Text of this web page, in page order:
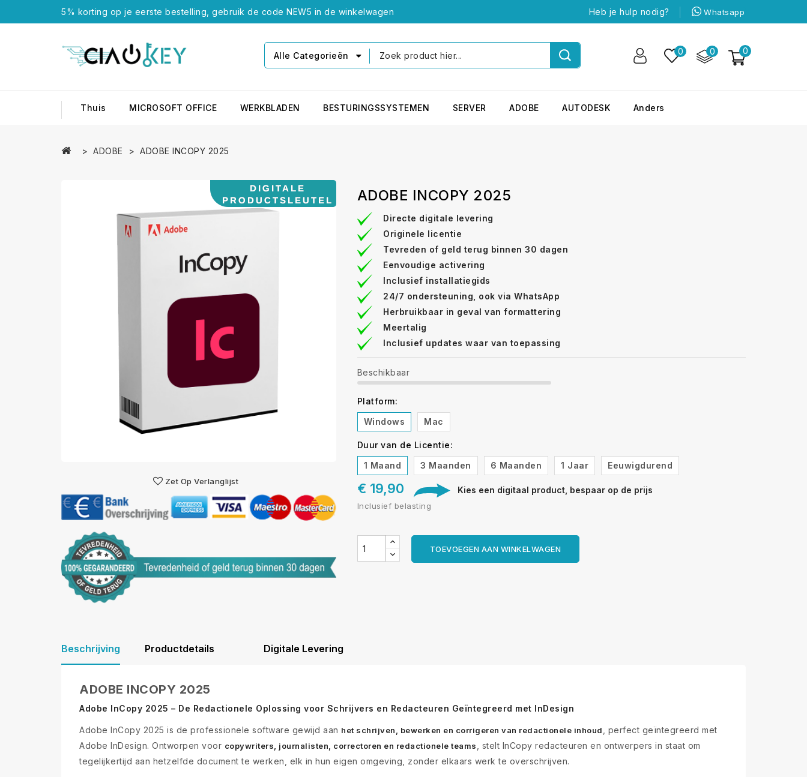
5% korting op je eerste bestelling, gebruik de code NEW5 in de winkelwagen Whatsapp
Heb je hulp nodig?
0
0
0
Alle Categorieën
Thuis MICROSOFT OFFICE WERKBLADEN BESTURINGSSYSTEMEN SERVER ADOBE AUTODESK Anders
ADOBE ADOBE INCOPY 2025
Zet Op Verlanglijst
ADOBE INCOPY 2025
Directe digitale levering
Originele licentie
Tevreden of geld terug binnen 30 dagen
Eenvoudige activering
Inclusief installatiegids
24/7 ondersteuning, ook via WhatsApp
Herbruikbaar in geval van formattering
Meertalig
Inclusief updates waar van toepassing
Beschikbaar
Platform:
Windows
Mac
Duur van de Licentie:
1 Maand
3 Maanden 6 Maanden 1 Jaar Eeuwigdurend
€ 19,90 Kies een digitaal product, bespaar op de prijs
Inclusief belasting
TOEVOEGEN AAN WINKELWAGEN
Beschrijving Productdetails Digitale Levering
ADOBE INCOPY 2025
Adobe InCopy 2025 – De Redactionele Oplossing voor Schrijvers en Redacteuren Geïntegreerd met InDesign
Adobe InCopy 2025 is de professionele software gewijd aan het schrijven, bewerken en corrigeren van redactionele inhoud
, perfect geïntegreerd met
Adobe InDesign. Ontworpen voor copywriters, journalisten, correctoren en redactionele teams
, stelt InCopy redacteuren en ontwerpers in staat om
tegelijkertijd aan hetzelfde document te werken, elk in hun eigen omgeving, zonder elkaars werk te overschrijven.